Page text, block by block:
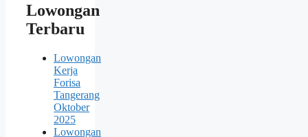
Lowongan
Terbaru
Lowongan
Kerja
Forisa
Tangerang
Oktober
2025
Lowongan